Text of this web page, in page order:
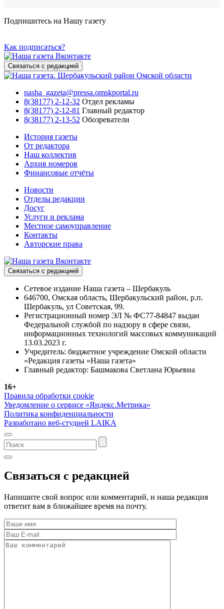
Подпишитесь на Нашу газету
Как подписаться?
Связаться с редакцией
nasha_gazeta@pressa.omskportal.ru
8(38177) 2-12-32 Отдел рекламы
8(38177) 2-12-81 Главный редактор
8(38177) 2-13-52 Обозреватели
История газеты
От редактора
Наш коллектив
Архив номеров
Финансовые отчёты
Новости
Отделы редакции
Досуг
Услуги и реклама
Местное самоуправление
Контакты
Авторские права
Связаться с редакцией
Сетевое издание Наша газета – Шербакуль
646700, Омская область, Шербакульский район, р.п.
Шербакуль, ул Советская, 99.
Регистрационный номер ЭЛ № ФС77-84847 выдан
Федеральной службой по надзору в сфере связи,
информационных технологий массовых коммуникаций
13.03.2023 г.
Учредитель: бюджетное учреждение Омской области
«Редакция газеты «Наша газета»
Главный редактор: Башмакова Светлана Юрьевна
16+
Правила обработки cookie
Уведомление о сервисе «Яндекс.Метрика»
Политика конфиденциальности
Разработано веб-студией LAIKA
Связаться с редакцией
Напишите свой вопрос или комментарий, и наша редакция
ответит вам в ближайшее время на почту.